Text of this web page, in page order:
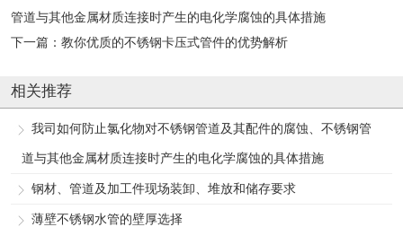
管道与其他金属材质连接时产生的电化学腐蚀的具体措施
下一篇： 教你优质的不锈钢卡压式管件的优势解析
相关推荐
我司如何防止氯化物对不锈钢管道及其配件的腐蚀、不锈钢管
道与其他金属材质连接时产生的电化学腐蚀的具体措施
钢材、管道及加工件现场装卸、堆放和储存要求
薄壁不锈钢水管的壁厚选择